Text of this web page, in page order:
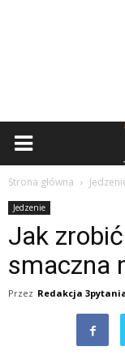
Strona główna
Jedzenie
Jak
smaczna
Przez Redakcja